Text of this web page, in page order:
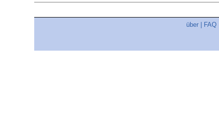
über FAQ